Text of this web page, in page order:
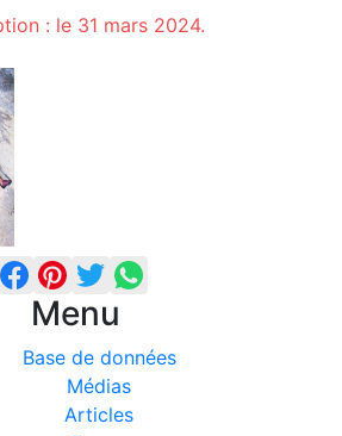
: le 31 mars 2024.
Menu
Base de données
Médias
Articles